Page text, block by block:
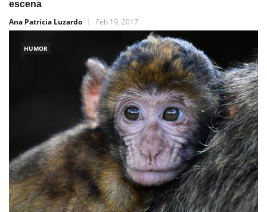
escena
Ana Patricia Luzardo
Feb 19, 2017
HUMOR